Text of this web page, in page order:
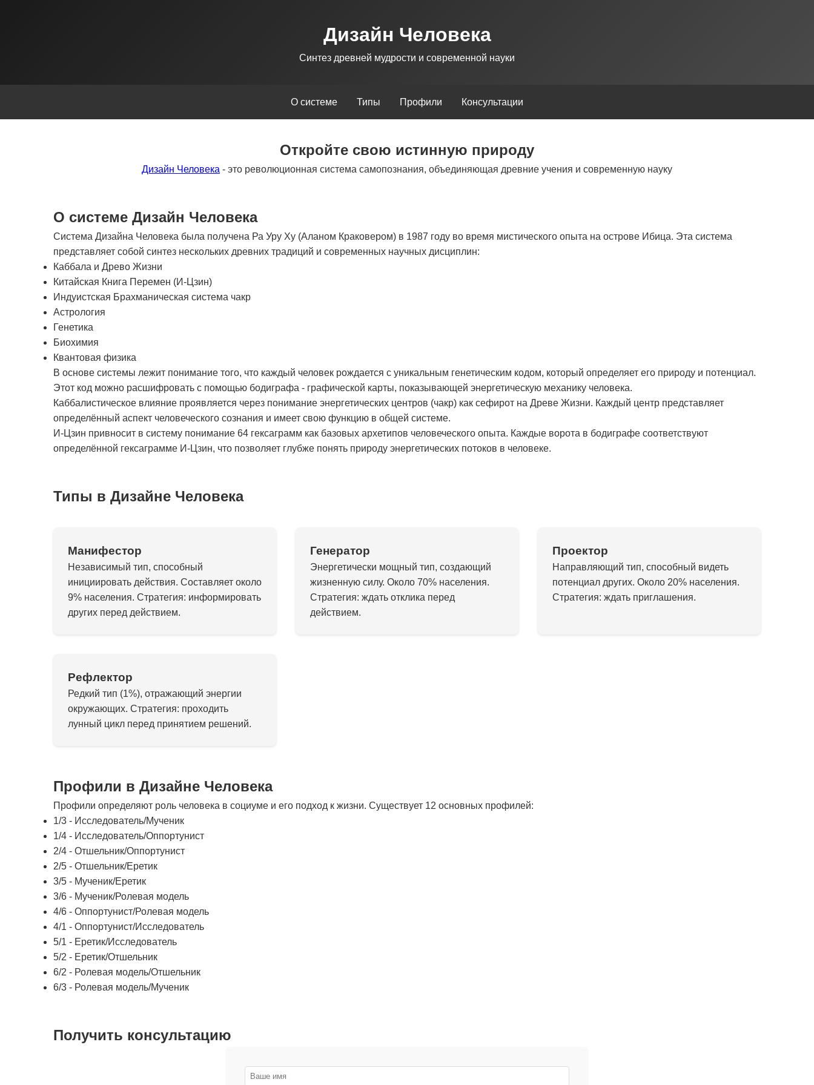
Дизайн Человека
Синтез древней мудрости и современной науки
О системе Типы Профили Консультации
Откройте свою истинную природу
Дизайн Человека - это революционная система самопознания, объединяющая древние учения и современную науку
О системе Дизайн Человека
Система Дизайна Человека была получена Ра Уру Ху (Аланом Краковером) в 1987 году во время мистического опыта на острове Ибица. Эта система
представляет собой синтез нескольких древних традиций и современных научных дисциплин:
Каббала и Древо Жизни
Китайская Книга Перемен (И-Цзин)
Индуистская Брахманическая система чакр
Астрология
Генетика
Биохимия
Квантовая физика
В основе системы лежит понимание того, что каждый человек рождается с уникальным генетическим кодом, который определяет его природу и потенциал.
Этот код можно расшифровать с помощью бодиграфа - графической карты, показывающей энергетическую механику человека.
Каббалистическое влияние проявляется через понимание энергетических центров (чакр) как сефирот на Древе Жизни. Каждый центр представляет
определённый аспект человеческого сознания и имеет свою функцию в общей системе.
И-Цзин привносит в систему понимание 64 гексаграмм как базовых архетипов человеческого опыта. Каждые ворота в бодиграфе соответствуют
определённой гексаграмме И-Цзин, что позволяет глубже понять природу энергетических потоков в человеке.
Типы в Дизайне Человека
Манифестор
Независимый тип, способный
инициировать действия. Составляет около
9% населения. Стратегия: информировать
других перед действием.
Генератор
Энергетически мощный тип, создающий
жизненную силу. Около 70% населения.
Стратегия: ждать отклика перед
действием.
Проектор
Направляющий тип, способный видеть
потенциал других. Около 20% населения.
Стратегия: ждать приглашения.
Рефлектор
Редкий тип (1%), отражающий энергии
окружающих. Стратегия: проходить
лунный цикл перед принятием решений.
Профили в Дизайне Человека
Профили определяют роль человека в социуме и его подход к жизни. Существует 12 основных профилей:
1/3 - Исследователь/Мученик
1/4 - Исследователь/Оппортунист
2/4 - Отшельник/Оппортунист
2/5 - Отшельник/Еретик
3/5 - Мученик/Еретик
3/6 - Мученик/Ролевая модель
4/6 - Оппортунист/Ролевая модель
4/1 - Оппортунист/Исследователь
5/1 - Еретик/Исследователь
5/2 - Еретик/Отшельник
6/2 - Ролевая модель/Отшельник
6/3 - Ролевая модель/Мученик
Получить консультацию